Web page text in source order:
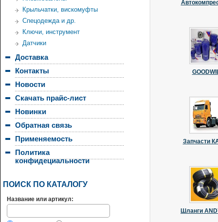
Крыльчатки, вискомуфты
Спецодежда и др.
Ключи, инструмент
Датчики
Доставка
Контакты
Новости
Скачать прайс-лист
Новинки
Обратная связь
Применяемость
Политика
конфидециальности
ПОИСК ПО КАТАЛОГУ
Название или артикул:
Запчасти
Шланги